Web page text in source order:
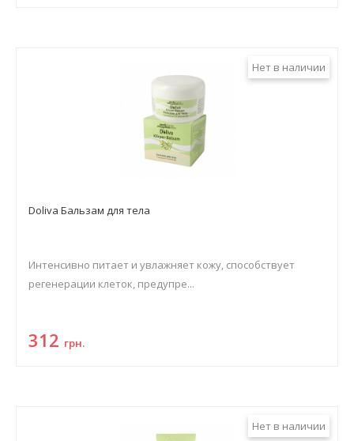
Нет в наличии
Doliva Бальзам для тела
Интенсивно питает и увлажняет кожу, способствует
регенерации клеток, предупре...
312 грн.
Нет в наличии